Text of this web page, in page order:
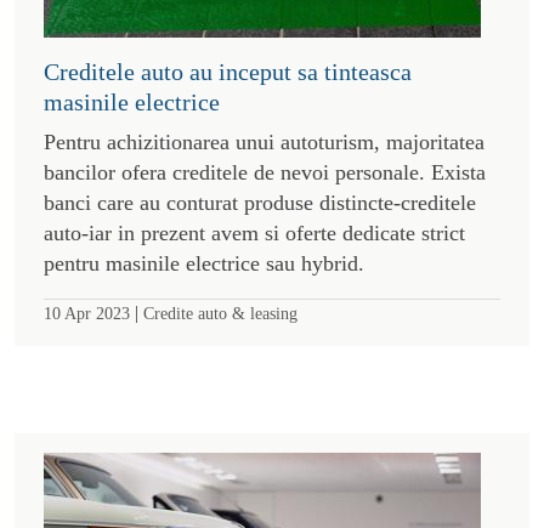
Creditele auto au inceput sa tinteasca
masinile electrice
Pentru achizitionarea unui autoturism, majoritatea
bancilor ofera creditele de nevoi personale. Exista
banci care au conturat produse distincte-creditele
auto-iar in prezent avem si oferte dedicate strict
pentru masinile electrice sau hybrid.
10 Apr 2023 | Credite auto & leasing